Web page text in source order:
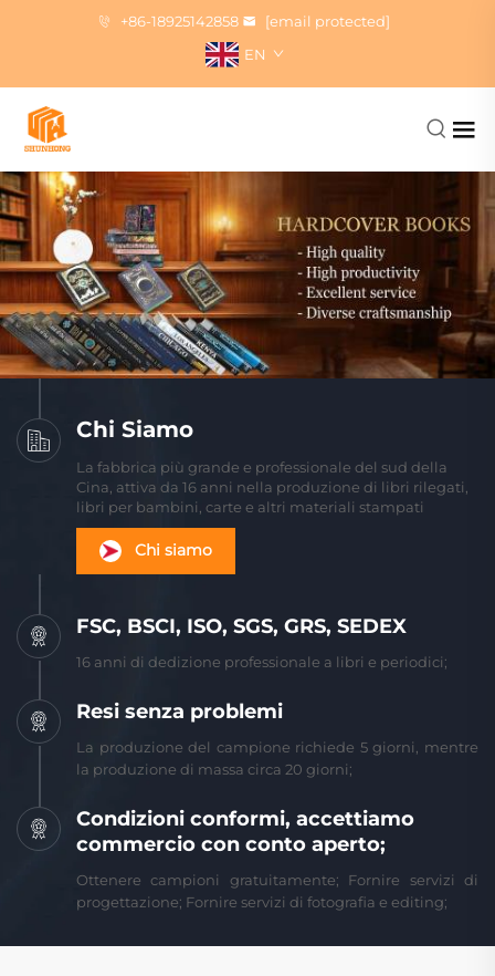
+86-18925142858
[email protected]
EN
Chi Siamo
La fabbrica più grande e professionale del sud della
Cina, attiva da 16 anni nella produzione di libri rilegati,
libri per bambini, carte e altri materiali stampati
Chi siamo
FSC, BSCI, ISO, SGS, GRS, SEDEX
16 anni di dedizione professionale a libri e periodici;
Resi senza problemi
La produzione del campione richiede 5 giorni, mentre
la produzione di massa circa 20 giorni;
Condizioni conformi, accettiamo
commercio con conto aperto;
Ottenere campioni gratuitamente; Fornire servizi di
progettazione; Fornire servizi di fotografia e editing;